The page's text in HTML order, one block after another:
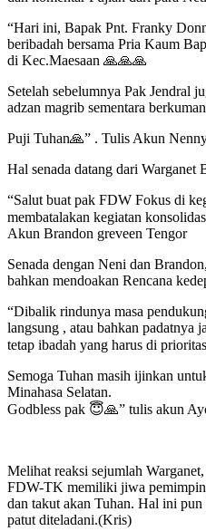
“Hari ini, Bapak Pnt. Franky
beribadah bersama Pria Kaum
di Kec.Maesaan 🙏🙏🙏
Setelah sebelumnya Pak Jendral
adzan magrib sementara
Puji Tuhan🙏” . Tulis Akun
Hal senada datang dari Warganet
“Salut buat pak FDW Fokus di
membatalakan kegiatan
Akun Brandon greveen Tengor
Senada dengan Neni dan
bahkan mendoakan Rencana
“Dibalik rindunya masa
langsung , atau bahkan padatnya
tetap ibadah yang harus di
Semoga Tuhan masih ijinkan
Minahasa Selatan.
Godbless pak 😇🙏” tulis akun
Melihat reaksi sejumlah
FDW-TK memiliki jiwa pemimpin
dan takut akan Tuhan. Hal ini
patut diteladani.(Kris)